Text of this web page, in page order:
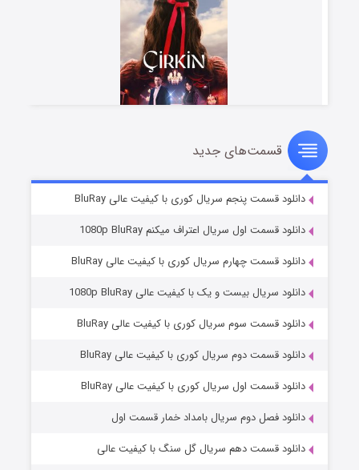
سریال زشت
قسمت۲ (زیرنویس) منتشر شد
مردگان متحرک: شهر مرده ۳
قسمت۲ (زیرنویس) منتشر شد
قسمت‌های جدید
دانلود قسمت پنجم سریال کوری با کیفیت عالی BluRay
دانلود قسمت اول سریال اعتراف میکنم 1080p BluRay
دانلود قسمت چهارم سریال کوری با کیفیت عالی BluRay
دانلود سریال بیست و یک با کیفیت عالی 1080p BluRay
دانلود قسمت سوم سریال کوری با کیفیت عالی BluRay
دانلود قسمت دوم سریال کوری با کیفیت عالی BluRay
دانلود قسمت اول سریال کوری با کیفیت عالی BluRay
دانلود فصل دوم سریال بامداد خمار قسمت اول
دانلود قسمت دهم سریال گل سنگ با کیفیت عالی